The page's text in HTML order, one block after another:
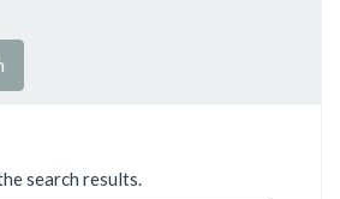
search results.